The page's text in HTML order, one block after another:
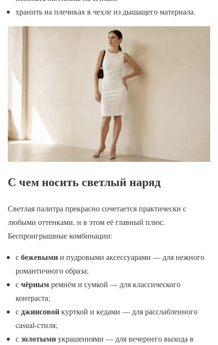
хранить на плечиках в чехле из дышащего материала.
С чем носить светлый наряд
Светлая палитра прекрасно сочетается практически с
любыми оттенками, и в этом её главный плюс.
Беспроигрышные комбинации:
сбежевымии пудровыми аксессуарами — для нежного
романтичного образа;
счёрнымремнём и сумкой — для классического
контраста;
сджинсовойкурткой и кедами — для расслабленного
casual-стиля;
сзолотымиукрашениями — для вечернего выхода в